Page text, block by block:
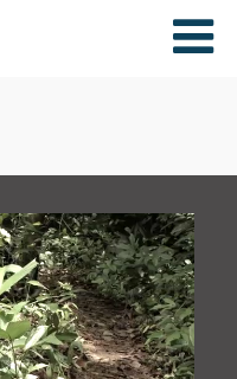
×
PAYS
CARTE